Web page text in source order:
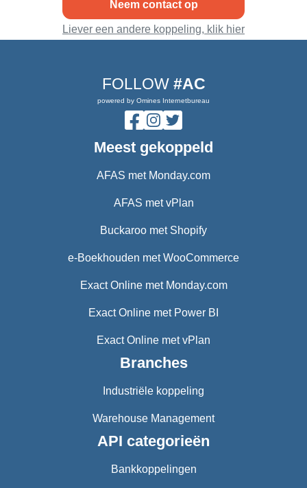
Neem contact op
Liever een andere koppeling, klik hier
FOLLOW #AC
powered by Omines Internetbureau
Meest gekoppeld
AFAS met Monday.com
AFAS met vPlan
Buckaroo met Shopify
e-Boekhouden met WooCommerce
Exact Online met Monday.com
Exact Online met Power BI
Exact Online met vPlan
Branches
Industriële koppeling
Warehouse Management
API categorieën
Bankkoppelingen